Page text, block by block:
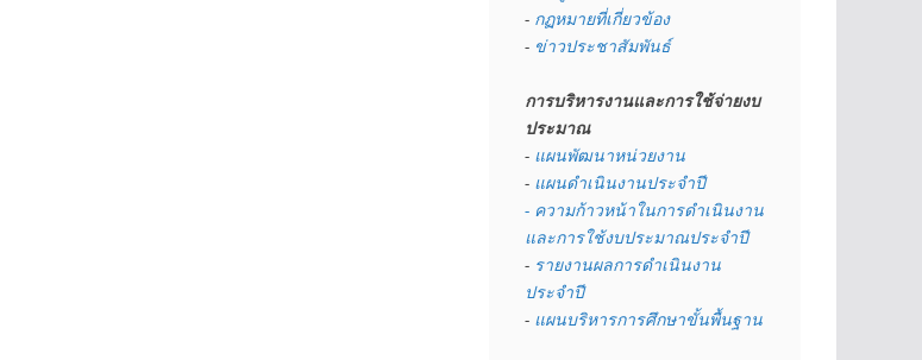
- กฏหมายที่เกี่ยวข้อง
- ข่าวประชาสัมพันธ์
การบริหารงานและการใช้จ่ายงบ
ประมาณ
- แผนพัฒนาหน่วยงาน
- แผนดำเนินงานประจำปี
- ความก้าวหน้าในการดำเนินงาน
และการใช้งบประมาณประจำปี
- รายงานผลการดำเนินงาน
ประจำปี
- แผนบริหารการศึกษาขั้นพื้นฐาน